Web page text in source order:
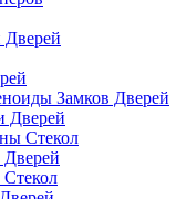
Дверей
Замков Дверей
Дверей
Стекол